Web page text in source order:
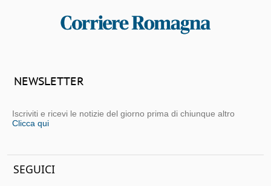
NEWSLETTER
Iscriviti e ricevi le notizie del giorno prima di chiunque altro
Clicca qui
SEGUICI